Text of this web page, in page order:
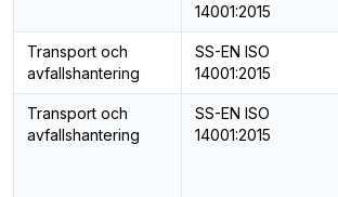
14001:2015
Transport och
avfallshantering
SS-EN ISO
14001:2015
Transport och
avfallshantering
SS-EN ISO
14001:2015